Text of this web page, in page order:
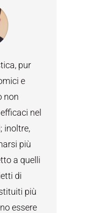
pur
e
non
nel
inoltre,
più
a quelli
di
più
essere